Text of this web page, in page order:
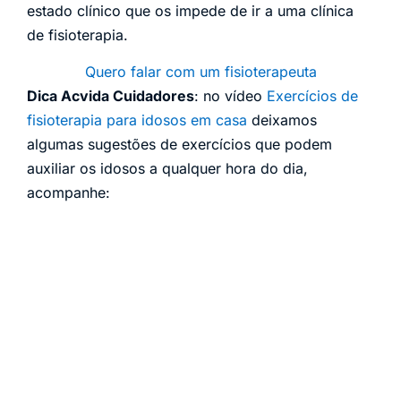
estado clínico que os impede de ir a uma clínica
de fisioterapia.
Quero falar com um fisioterapeuta
Dica Acvida Cuidadores: no vídeo Exercícios de
fisioterapia para idosos em casa deixamos
algumas sugestões de exercícios que podem
auxiliar os idosos a qualquer hora do dia,
acompanhe: